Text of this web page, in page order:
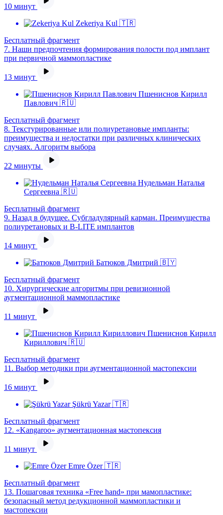
10 минут
Zekeriya Kul 🇹🇷
Бесплатный фрагмент
7. Наши предпочтения формирования полости под имплант
при первичной маммопластике
13 минут
Пшениснов Кирилл
Павлович 🇷🇺
Бесплатный фрагмент
8. Текстурированные или полиуретановые импланты:
преимущества и недостатки при различных клинических
случаях. Алгоритм выбора
22 минуты
Нудельман Наталья
Сергеевна 🇷🇺
Бесплатный фрагмент
9. Назад в будущее. Субгладулярный карман. Преимущества
полиуретановых и B-LITE имплантов
14 минут
Батюков Дмитрий 🇧🇾
Бесплатный фрагмент
10. Хирургические алгоритмы при ревизионной
аугментационной маммопластике
11 минут
Пшениснов Кирилл
Кириллович 🇷🇺
Бесплатный фрагмент
11. Выбор методики при аугментационной мастопексии
16 минут
Şükrü Yazar 🇹🇷
Бесплатный фрагмент
12. «Kangaroo» аугментационная мастопексия
11 минут
Emre Özer 🇹🇷
Бесплатный фрагмент
13. Пошаговая техника «Free hand» при мамопластике:
безопасный метод редукционной маммопластики и
мастопексии